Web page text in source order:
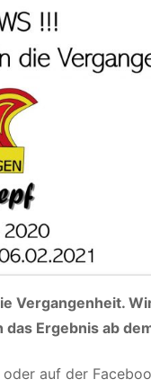
Vergangenheit.
Ergebnis ab
auf der